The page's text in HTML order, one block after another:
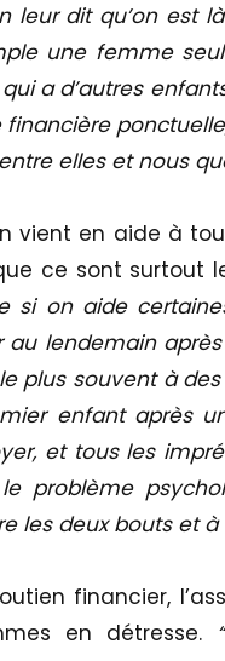
leur dit qu’on est
une femme
a d’autres
elles et nous
vient en aide à
ce sont surtout
si on aide
au lendemain
plus souvent à
enfant après
et tous les
problème
les deux bouts et
financier,
en détresse.